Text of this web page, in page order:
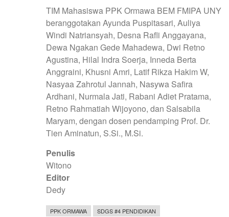
TIM Mahasiswa PPK Ormawa BEM FMIPA UNY
beranggotakan Ayunda Puspitasari, Auliya
Windi Natriansyah, Desna Rafli Anggayana,
Dewa Ngakan Gede Mahadewa, Dwi Retno
Agustina, Hilal Indra Soerja, Inneda Berta
Anggraini, Khusni Amri, Latif Rikza Hakim W,
Nasyaa Zahrotul Jannah, Nasywa Safira
Ardhani, Nurmala Jati, Rabani Adiet Pratama,
Retno Rahmatiah Wijoyono, dan Salsabila
Maryam, dengan dosen pendamping Prof. Dr.
Tien Aminatun, S.Si., M.Si.
Penulis
Witono
Editor
Dedy
PPK ORMAWA
SDGS #4 PENDIDIKAN